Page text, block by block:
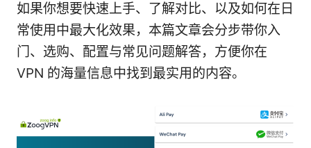
如果你想要快速上手、了解对比、以及如何在日
常使用中最大化效果，本篇文章会分步带你入
门、选购、配置与常见问题解答，方便你在
VPN 的海量信息中找到最实用的内容。